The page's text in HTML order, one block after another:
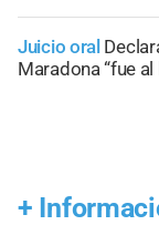
Juicio oral
Maradona “fue
+